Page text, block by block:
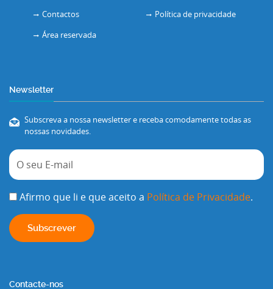
Contactos
Política de privacidade
Área reservada
Newsletter
Subscreva a nossa newsletter e receba comodamente todas as
nossas novidades.
Afirmo que li e que aceito a Política de Privacidade.
Contacte-nos